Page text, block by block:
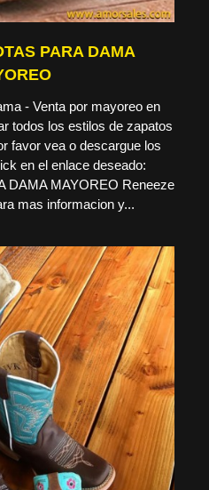
PARA DAMA
- Venta por mayoreo en
todos los estilos de zapatos
favor vea o descargue los
en el enlace deseado:
DAMA MAYOREO Reneeze
mas informacion y...